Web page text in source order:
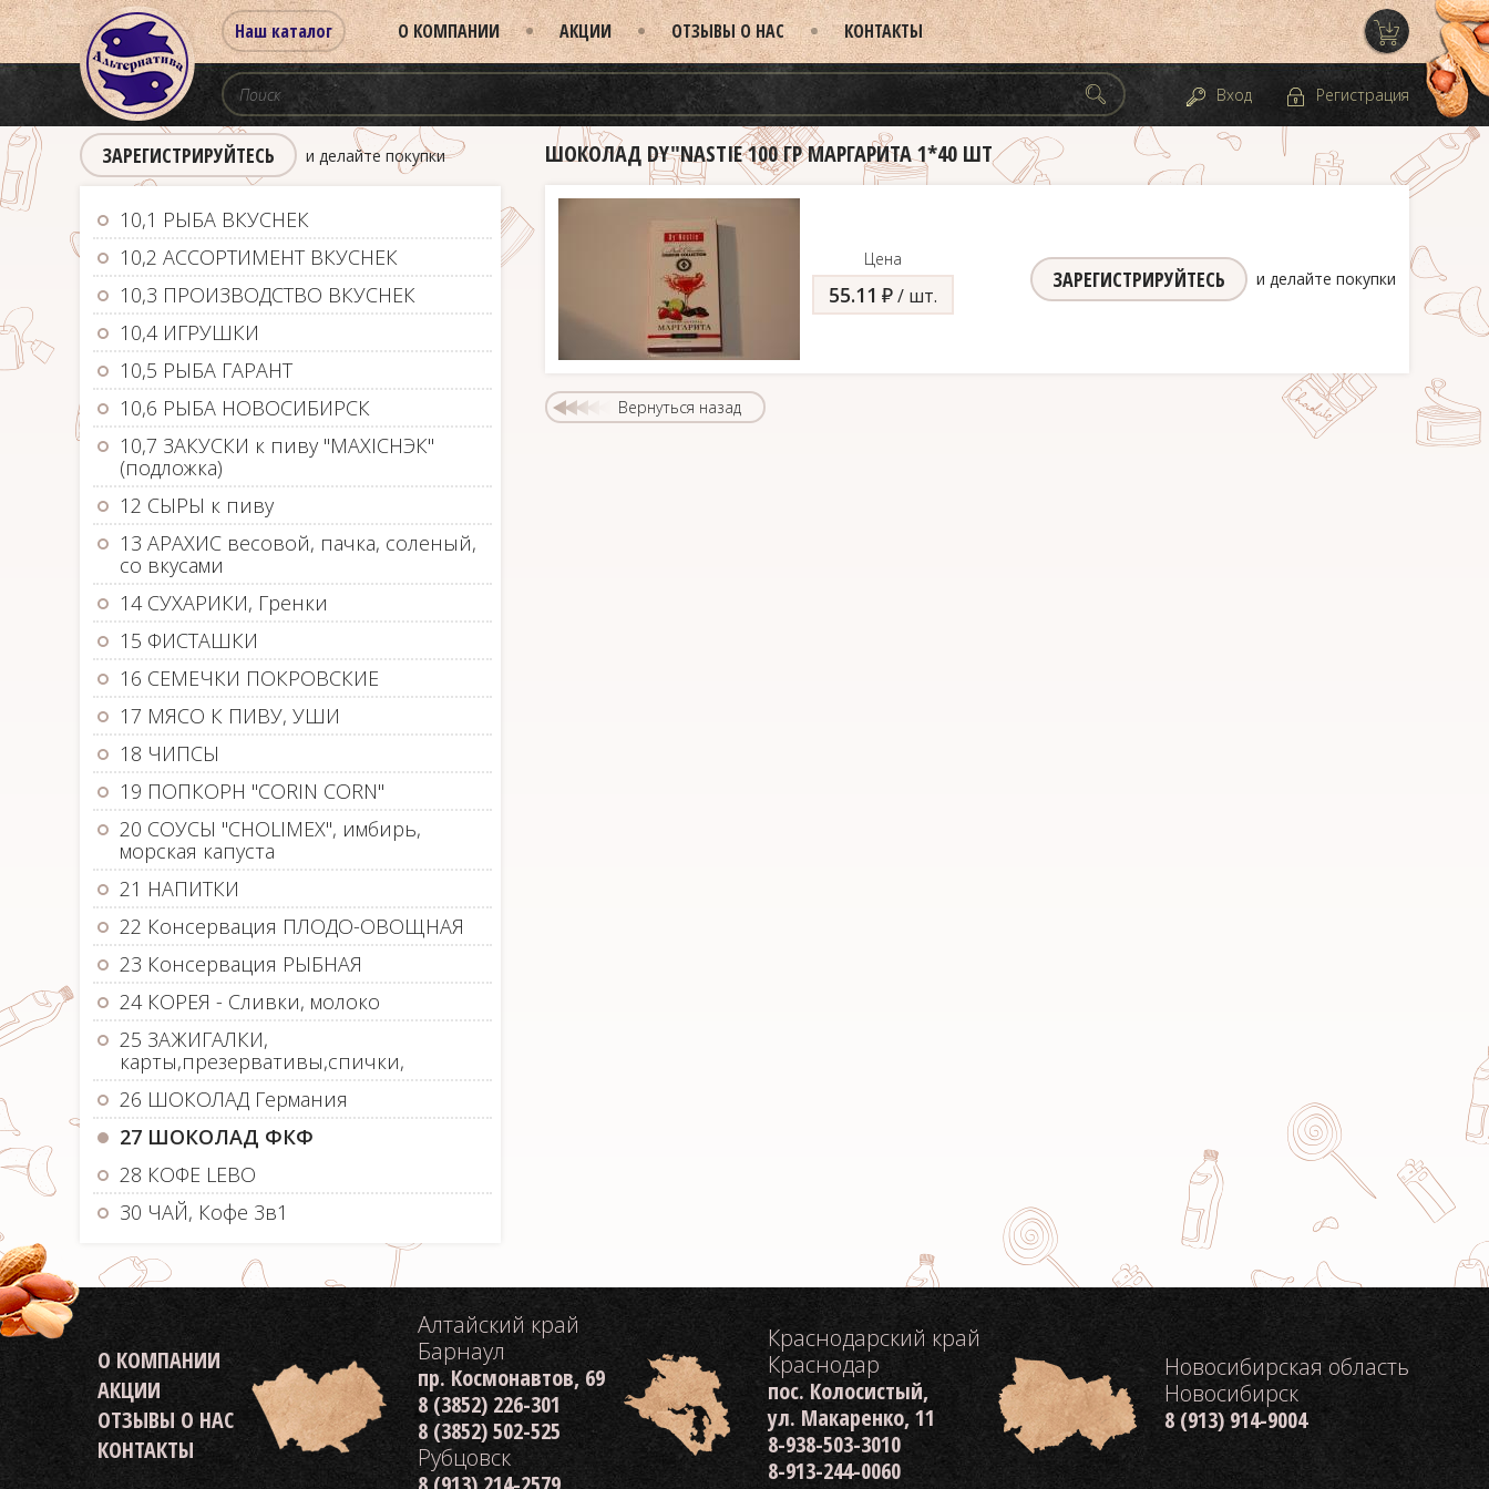
Наш каталог О КОМПАНИИ АКЦИИ ОТЗЫВЫ О НАС КОНТАКТЫ
Вход Регистрация
ЗАРЕГИСТРИРУЙТЕСЬ и делайте покупки
10,1 РЫБА ВКУСНЕК
10,2 АССОРТИМЕНТ ВКУСНЕК
10,3 ПРОИЗВОДСТВО ВКУСНЕК
10,4 ИГРУШКИ
10,5 РЫБА ГАРАНТ
10,6 РЫБА НОВОСИБИРСК
10,7 ЗАКУСКИ к пиву "MAXIСНЭК"
(подложка)
12 СЫРЫ к пиву
13 АРАХИС весовой, пачка, соленый,
со вкусами
14 СУХАРИКИ, Гренки
15 ФИСТАШКИ
16 СЕМЕЧКИ ПОКРОВСКИЕ
17 МЯСО К ПИВУ, УШИ
18 ЧИПСЫ
19 ПОПКОРН "CORIN CORN"
20 СОУСЫ "CHOLIMEX", имбирь,
морская капуста
21 НАПИТКИ
22 Консервация ПЛОДО-ОВОЩНАЯ
23 Консервация РЫБНАЯ
24 КОРЕЯ - Сливки, молоко
25 ЗАЖИГАЛКИ,
карты,презервативы,спички,
26 ШОКОЛАД Германия
27 ШОКОЛАД ФКФ
28 КОФЕ LEBO
30 ЧАЙ, Кофе 3в1
ШОКОЛАД DY"NASTIE 100 ГР МАРГАРИТА 1*40 ШТ
Цена
55.11 д/ шт.
ЗАРЕГИСТРИРУЙТЕСЬ и делайте покупки
Вернуться назад
О КОМПАНИИ
АКЦИИ
ОТЗЫВЫ О НАС
КОНТАКТЫ
Алтайский край
Барнаул
пр. Космонавтов, 69
8 (3852) 226-301
8 (3852) 502-525
Рубцовск
Краснодарский край
Краснодар
пос. Колосистый,
ул. Макаренко, 11
8-938-503-3010
8-913-244-0060
Новосибирская область
Новосибирск
8 (913) 914-9004